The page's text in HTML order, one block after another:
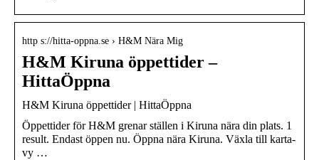
http s://hitta-oppna.se › H&M Nära Mig
H&M Kiruna öppettider –
HittaÖppna
H&M Kiruna öppettider | HittaÖppna
Öppettider för H&M grenar ställen i Kiruna nära din plats. 1
result. Endast öppen nu. Öppna nära Kiruna. Växla till karta-
vy …